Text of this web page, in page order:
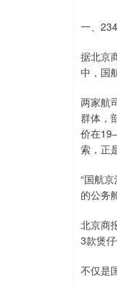
一、
据北京
中，国
两家航
群体，
价在
索，正
“国航
的公务
北京商
3款煲仔
不仅是